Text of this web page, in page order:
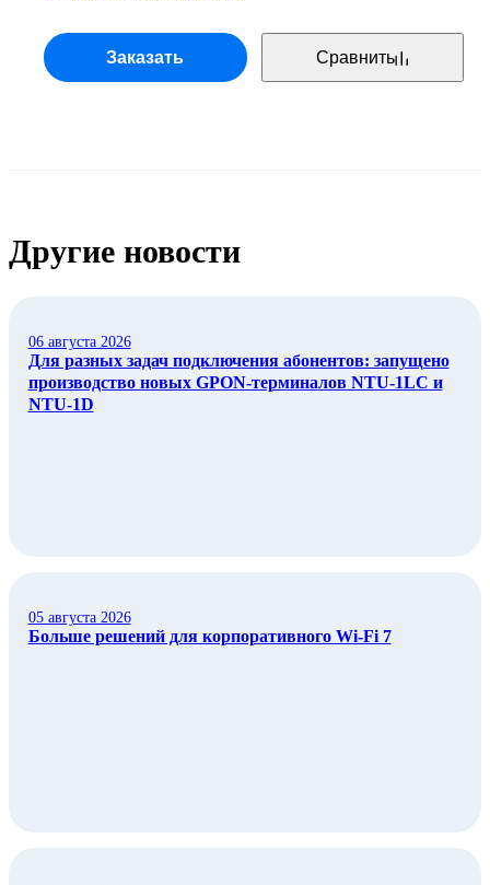
Заказать Сравнить
Другие новости
06 августа 2026
Для разных задач подключения абонентов: запущено
производство новых GPON-терминалов NTU-1LC и
NTU-1D
05 августа 2026
Больше решений для корпоративного Wi‑Fi 7